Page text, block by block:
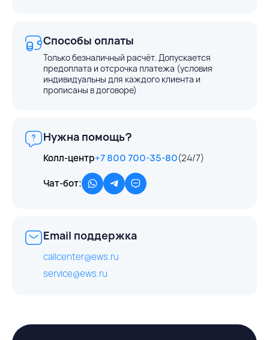
Способы оплаты
Только безналичный расчёт. Допускается
предоплата и отсрочка платежа (условия
индивидуальны для каждого клиента и
прописаны в договоре)
Нужна помощь?
Колл-центр+7 800 700-35-80(24/7)
Чат-бот:
Email поддержка
callcenter@ews.ru
service@ews.ru